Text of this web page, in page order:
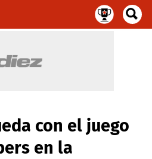
con el juego
en la